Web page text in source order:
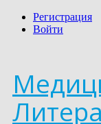
Регистрация
Войти